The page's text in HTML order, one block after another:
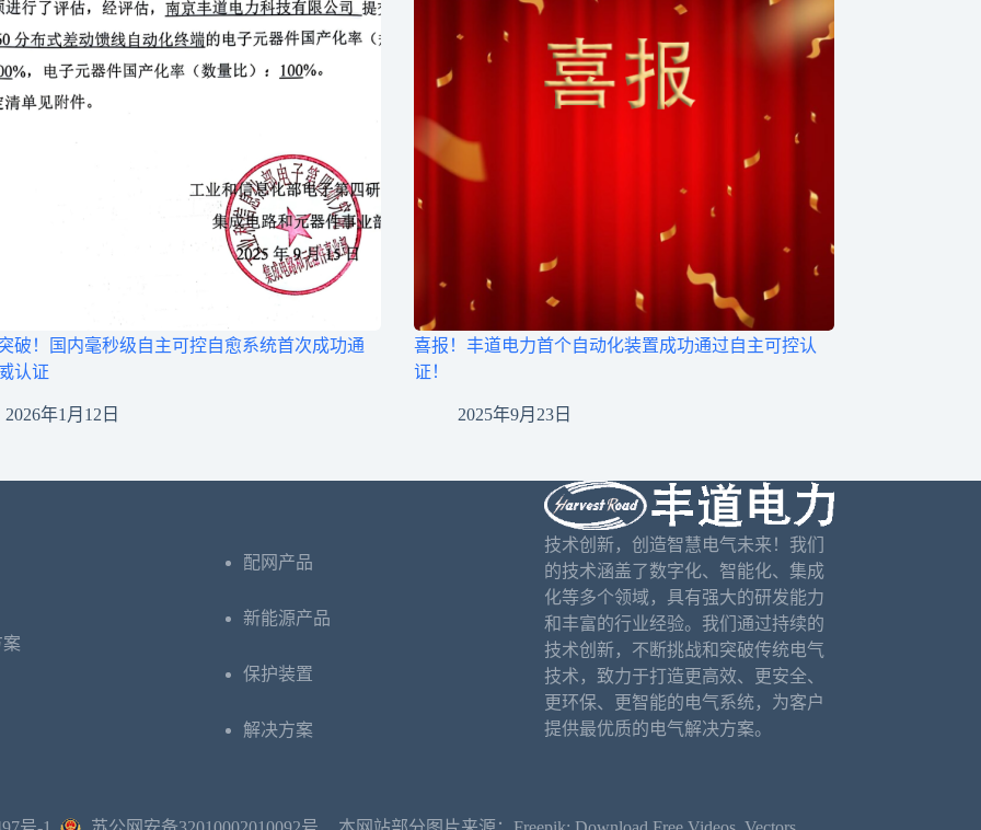
破！国内毫秒级自主可控自愈系统首次成功通
认证
2026年1月12日
喜报！丰道电力首个自动化装置成功通过自主可控认
证！
2025年9月23日
配网产品
新能源产品
保护装置
解决方案
技术创新，创造智慧电气未来！我们
的技术涵盖了数字化、智能化、集成
化等多个领域，具有强大的研发能力
和丰富的行业经验。我们通过持续的
技术创新，不断挑战和突破传统电气
技术，致力于打造更高效、更安全、
更环保、更智能的电气系统，为客户
提供最优质的电气解决方案。